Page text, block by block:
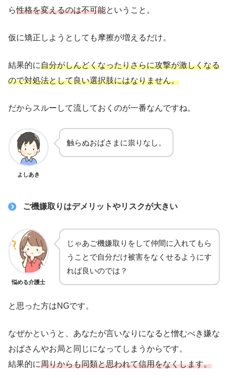
ら性格を変えるのは不可能ということ。
仮に矯正しようとしても摩擦が増えるだけ。
結果的に自分がしんどくなったりさらに攻撃が激しくなる
ので対処法として良い選択肢にはなりません。
だからスルーして流しておくのが一番なんですね。
よしあき
触らぬおばさまに祟りなし。
ご機嫌取りはデメリットやリスクが大きい
悩める介護士
じゃあご機嫌取りをして仲間に入れてもら
うことで自分だけ被害をなくせるようにす
れば良いのでは？
と思った方はNGです。
なぜかというと、あなたが言いなりになると憎むべき嫌な
おばさんやお局と同じになってしまうからです。
結果的に周りからも同類と思われて信用をなくします。